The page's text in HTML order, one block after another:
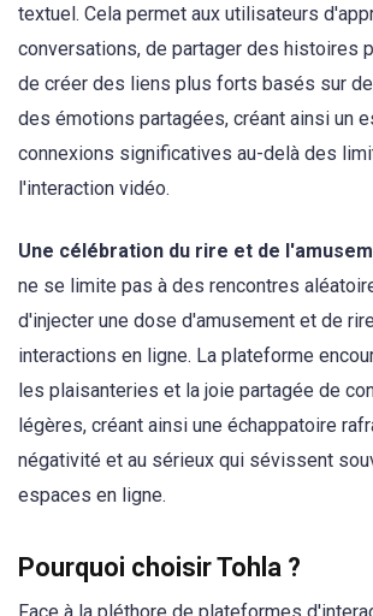
textuel. Cela permet aux utilisateurs
conversations, de partager des histoires
de créer des liens plus forts basés sur
des émotions partagées, créant ainsi un
connexions significatives au-delà des
l'interaction vidéo.
Une célébration du rire et de
ne se limite pas à des rencontres
d'injecter une dose d'amusement et de
interactions en ligne. La plateforme
les plaisanteries et la joie partagée de
légères, créant ainsi une échappatoire
négativité et au sérieux qui sévissent
espaces en ligne.
Pourquoi choisir Tohla ?